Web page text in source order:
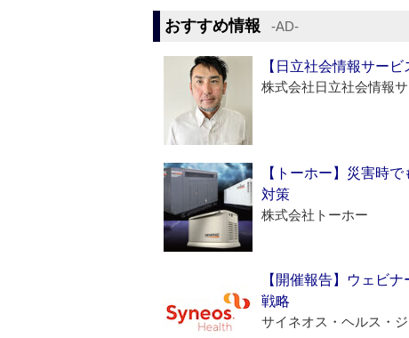
おすすめ情報 ‐AD‐
【日立社会情報サー
株式会社日立社会情報
【トーホー】災害時
対策
株式会社トーホー
【開催報告】ウェビ
戦略
サイネオス・ヘルス・